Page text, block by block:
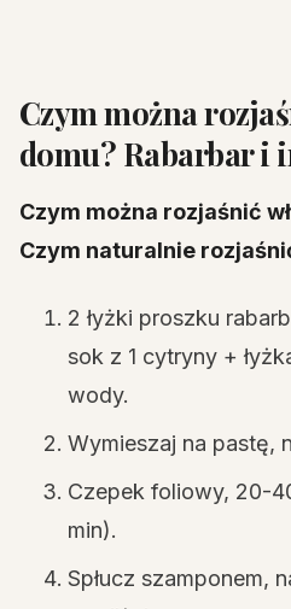
Czym można
domu? Rabarbar i
Czym można rozjaśnić
Czym naturalnie
2 łyżki proszku
sok z 1 cytryny +
wody.
Wymieszaj na pastę,
Czepek foliowy, 20-
min).
Spłucz szamponem,